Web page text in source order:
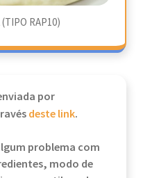
RAP10)
por
deste link.
problema com
modo de